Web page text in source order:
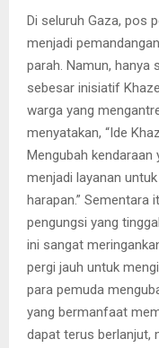
Di seluruh Gaza, pos
menjadi
parah. Namun, hanya
sebesar inisiatif
warga yang
menyatakan, “Ide
Mengubah kendaraan
menjadi layanan
harapan.” Sementara
pengungsi yang
ini sangat
pergi jauh untuk
para pemuda
yang bermanfaat
dapat terus berlanjut,